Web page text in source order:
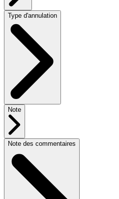
Type d'annulation
Note
Note des commentaires